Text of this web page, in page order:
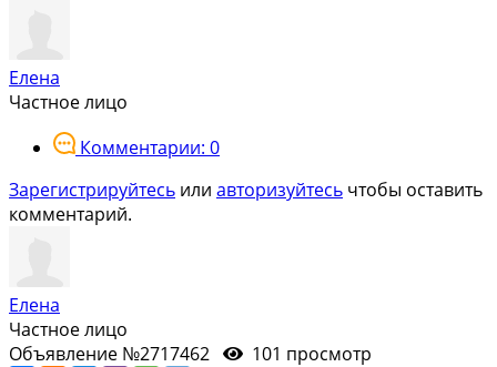
Елена
Частное лицо
Комментарии: 0
Зарегистрируйтесь или авторизуйтесь чтобы оставить
комментарий.
Елена
Частное лицо
Объявление №2717462
101 просмотр